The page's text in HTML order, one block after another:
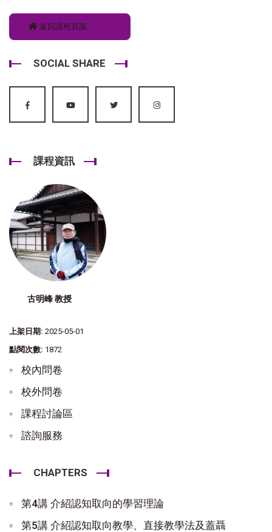
返回課程頁面
SOCIAL SHARE
課程資訊
古明峰 教授
上架日期: 2025-05-01
點閱次數: 1872
校內問卷
校外問卷
課程討論區
諮詢服務
CHAPTERS
第4講 介紹認知取向的學習理論
第5講 介紹認知取向教學、直接教學法及蓋聶